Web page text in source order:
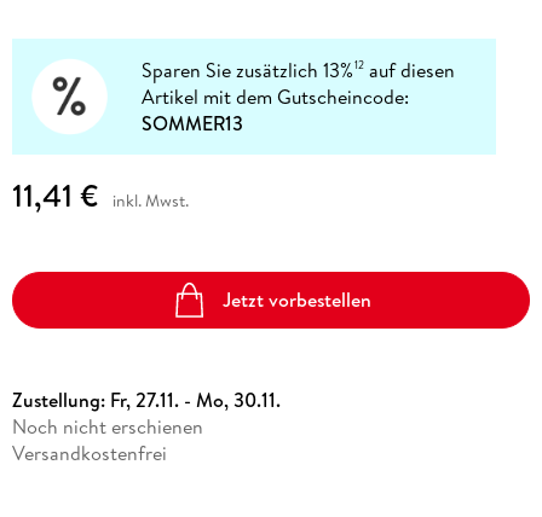
Sparen Sie zusätzlich 13%12 auf diesen
Artikel mit dem Gutscheincode:
SOMMER13
11,41 € inkl. Mwst.
Jetzt vorbestellen
Zustellung: Fr, 27.11. - Mo, 30.11.
Noch nicht erschienen
Versandkostenfrei